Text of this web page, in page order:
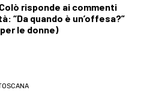
risponde ai commenti
“Da quando è un’offesa?”
le donne)